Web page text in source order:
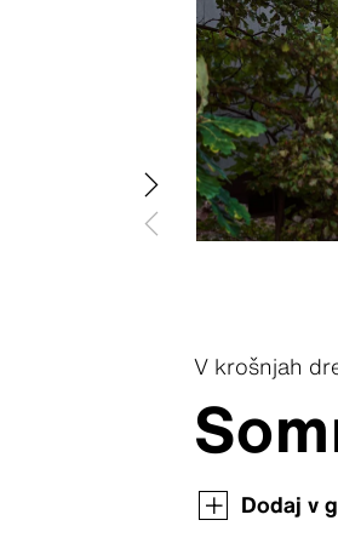
Revija
Revija
Revija
V krošnjah
Dodaj v